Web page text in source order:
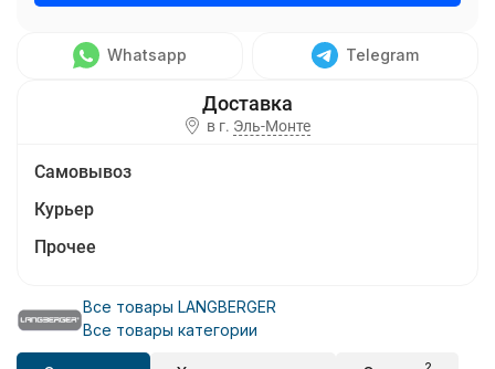
Whatsapp Telegram
в г. Эль-Монте
Самовывоз
Курьер
Прочее
Все товары LANGBERGER
Все товары категории